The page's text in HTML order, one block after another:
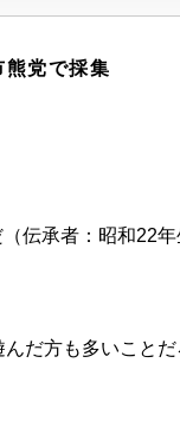
党で採集
（伝承者：昭和22年
だ方も多いこと